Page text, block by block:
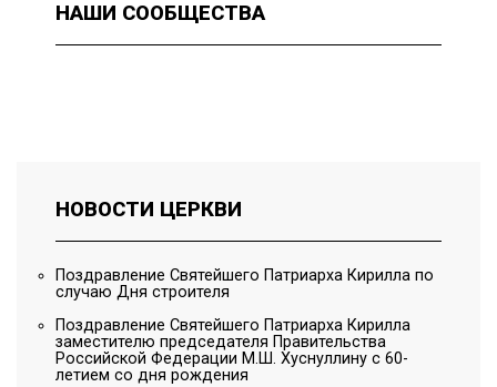
НАШИ СООБЩЕСТВА
НОВОСТИ ЦЕРКВИ
Поздравление Святейшего Патриарха Кирилла по
случаю Дня строителя
Поздравление Святейшего Патриарха Кирилла
заместителю председателя Правительства
Российской Федерации М.Ш. Хуснуллину с 60-
летием со дня рождения